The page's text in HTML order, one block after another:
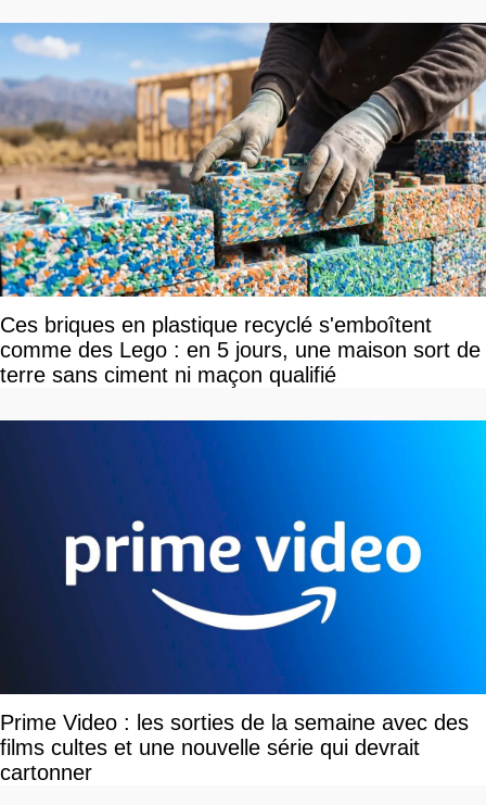
Ces briques en plastique recyclé s'emboîtent
comme des Lego : en 5 jours, une maison sort de
terre sans ciment ni maçon qualifié
Prime Video : les sorties de la semaine avec des
films cultes et une nouvelle série qui devrait
cartonner